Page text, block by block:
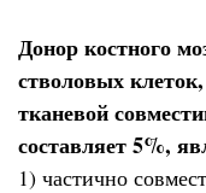
Донор костного
стволовых
тканевой
составляет 5%,
1) частично